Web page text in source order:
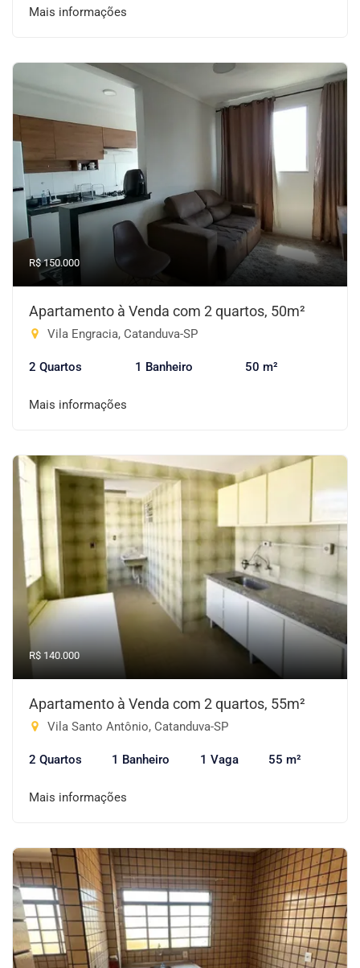
Mais informações
R$ 150.000
Apartamento à Venda com 2 quartos, 50m²
Vila Engracia, Catanduva-SP
2 Quartos 1 Banheiro 50 m²
Mais informações
R$ 140.000
Apartamento à Venda com 2 quartos, 55m²
Vila Santo Antônio, Catanduva-SP
2 Quartos 1 Banheiro 1 Vaga 55 m²
Mais informações